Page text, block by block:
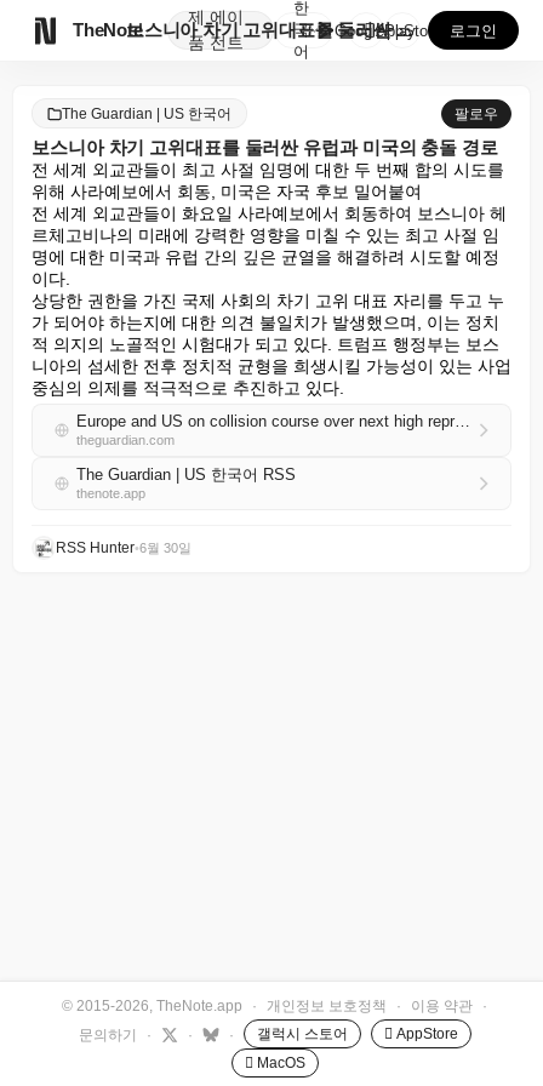
TheNote
제
품
에이
전트
보스니아 차기 고위대표를 둘러싼 유럽과 미국의 충돌 경...
한
국
어
GooglePlay
AppStore 로그인
The Guardian | US 한국어 팔로우
보스니아 차기 고위대표를 둘러싼 유럽과 미국의 충돌 경로
전 세계 외교관들이 최고 사절 임명에 대한 두 번째 합의 시도를
위해 사라예보에서 회동, 미국은 자국 후보 밀어붙여
전 세계 외교관들이 화요일 사라예보에서 회동하여 보스니아 헤
르체고비나의 미래에 강력한 영향을 미칠 수 있는 최고 사절 임
명에 대한 미국과 유럽 간의 깊은 균열을 해결하려 시도할 예정
이다.
상당한 권한을 가진 국제 사회의 차기 고위 대표 자리를 두고 누
가 되어야 하는지에 대한 의견 불일치가 발생했으며, 이는 정치
적 의지의 노골적인 시험대가 되고 있다. 트럼프 행정부는 보스
니아의 섬세한 전후 정치적 균형을 희생시킬 가능성이 있는 사업
중심의 의제를 적극적으로 추진하고 있다.
Europe and US on collision course over next high representative for Bosnia
theguardian.com
The Guardian | US 한국어 RSS
thenote.app
RSS Hunter•6월 30일
© 2015-2026, TheNote.app · 개인정보 보호정책 · 이용 약관
·
문의하기
· · · 갤럭시 스토어
 AppStore
 MacOS